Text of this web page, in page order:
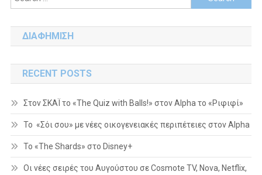
for:
ΔΙΑΦΗΜΙΣΗ
RECENT POSTS
Στον ΣΚΑΪ το «The Quiz with Balls!» στον Alpha το «Ριφιφί»
Το «Σόι σου» με νέες οικογενειακές περιπέτειες στον Alpha
To «The Shards» στο Disney+
Οι νέες σειρές του Αυγούστου σε Cosmote TV, Nova, Netflix,